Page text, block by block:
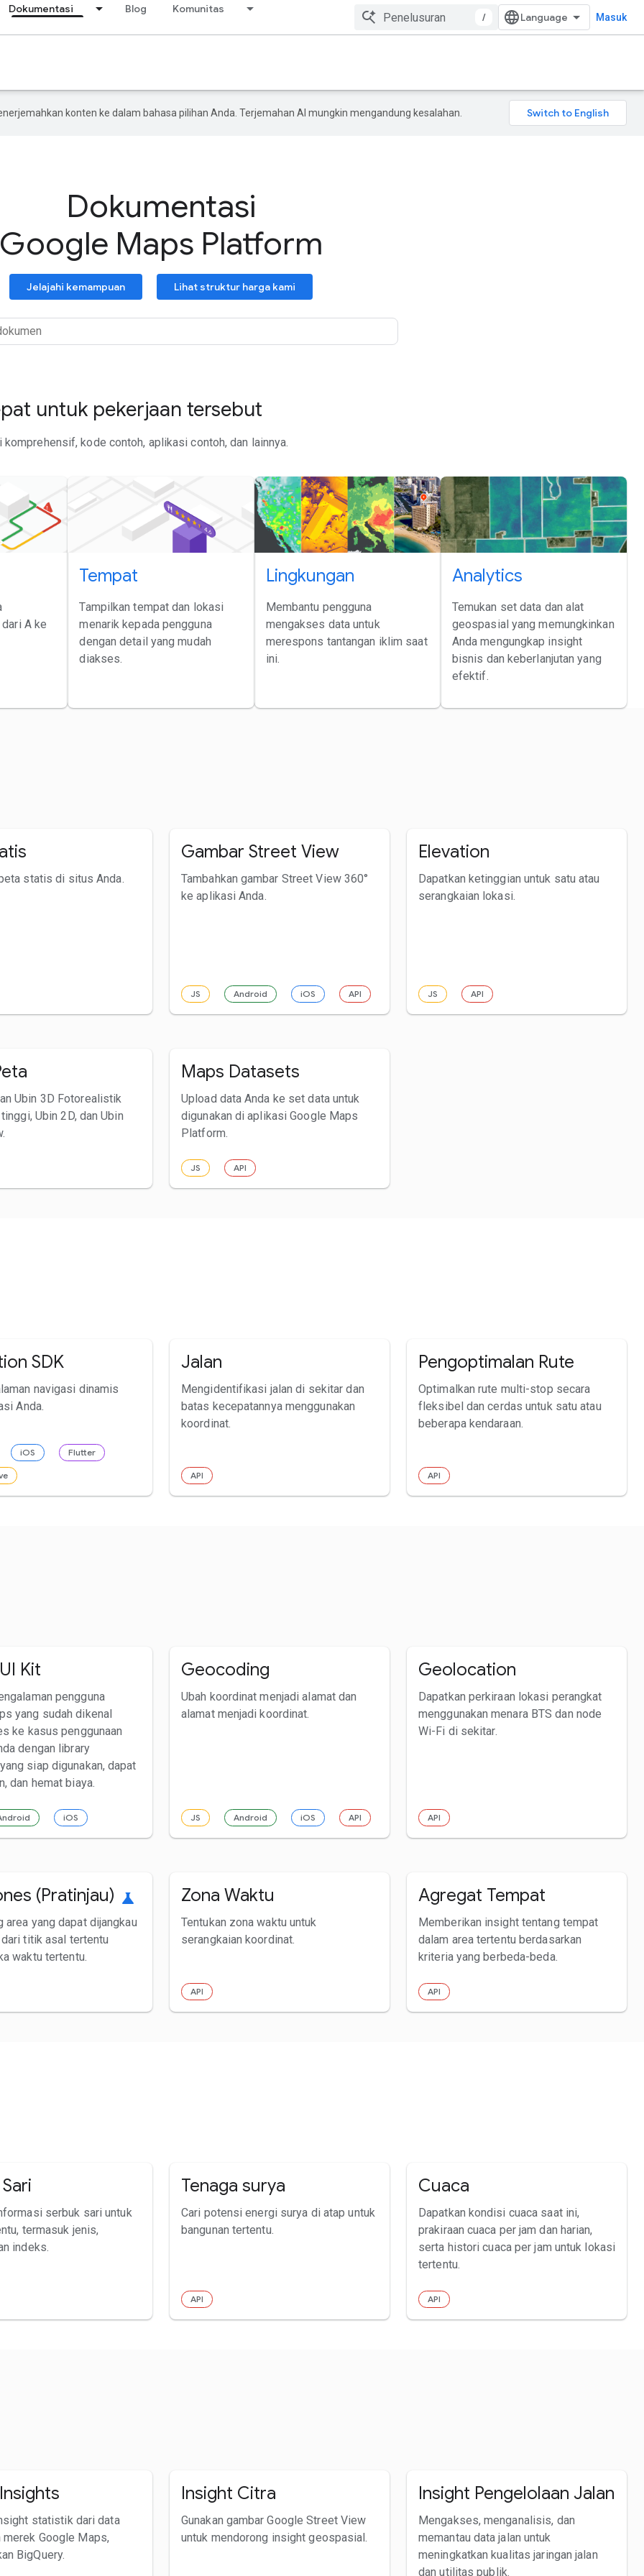
Dokumentasi Blog Komunitas
/ Masuk
konten ke dalam bahasa pilihan Anda. Terjemahan AI mungkin mengandung kesalahan.
Dokumentasi
Google Maps Platform
Jelajahi kemampuan Lihat struktur harga kami
untuk pekerjaan tersebut
kode contoh, aplikasi contoh, dan lainnya.
dari A ke
Tempat
Tampilkan tempat dan lokasi
menarik kepada pengguna
dengan detail yang mudah
diakses.
Lingkungan
Membantu pengguna
mengakses data untuk
merespons tantangan iklim saat
ini.
Analytics
Temukan set data dan alat
geospasial yang memungkinkan
Anda mengungkap insight
bisnis dan keberlanjutan yang
efektif.
peta statis di situs Anda.
Gambar Street View
Tambahkan gambar Street View 360°
ke aplikasi Anda.
JS Android iOS API
Elevation
Dapatkan ketinggian untuk satu atau
serangkaian lokasi.
JS API
Ubin 3D Fotorealistik
Ubin 2D, dan Ubin
Maps Datasets
Upload data Anda ke set data untuk
digunakan di aplikasi Google Maps
Platform.
JS API
SDK
navigasi dinamis
Anda.
iOS Flutter
Jalan
Mengidentifikasi jalan di sekitar dan
batas kecepatannya menggunakan
koordinat.
API
Pengoptimalan Rute
Optimalkan rute multi-stop secara
fleksibel dan cerdas untuk satu atau
beberapa kendaraan.
API
Kit
pengguna
yang sudah dikenal
ke kasus penggunaan
dengan library
yang siap digunakan, dapat
dan hemat biaya.
iOS
Geocoding
Ubah koordinat menjadi alamat dan
alamat menjadi koordinat.
JS Android iOS API
Geolocation
Dapatkan perkiraan lokasi perangkat
menggunakan menara BTS dan node
Wi-Fi di sekitar.
API
(Pratinjau) science
area yang dapat dijangkau
dari titik asal tertentu
waktu tertentu.
Zona Waktu
Tentukan zona waktu untuk
serangkaian koordinat.
API
Agregat Tempat
Memberikan insight tentang tempat
dalam area tertentu berdasarkan
kriteria yang berbeda-beda.
API
Sari
serbuk sari untuk
termasuk jenis,
indeks.
Tenaga surya
Cari potensi energi surya di atap untuk
bangunan tertentu.
API
Cuaca
Dapatkan kondisi cuaca saat ini,
prakiraan cuaca per jam dan harian,
serta histori cuaca per jam untuk lokasi
tertentu.
API
Insights
statistik dari data
merek Google Maps,
BigQuery.
Insight Citra
Gunakan gambar Google Street View
untuk mendorong insight geospasial.
Insight Pengelolaan Jalan
Mengakses, menganalisis, dan
memantau data jalan untuk
meningkatkan kualitas jaringan jalan
dan utilitas publik.